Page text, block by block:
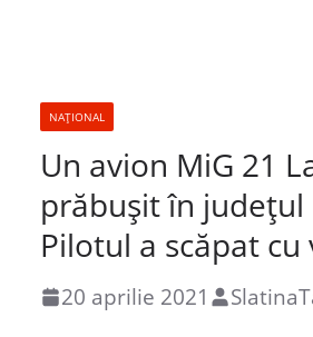
NAȚIONAL
Un avion MiG 21
prăbușit în județul
Pilotul a scăpat cu
20 aprilie 2021